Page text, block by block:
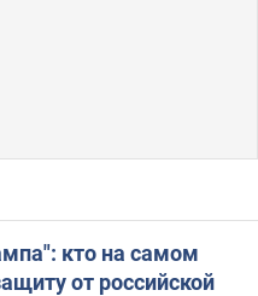
кто на самом
от российской